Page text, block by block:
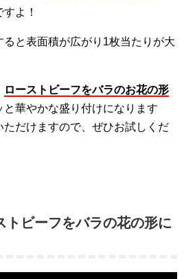
よ！
ると表面積が広がり1枚当たりが大
ローストビーフをバラのお花の形
華やかな盛り付けになります
ただけますので、ぜひお試しくだ
トビーフをバラの花の形に